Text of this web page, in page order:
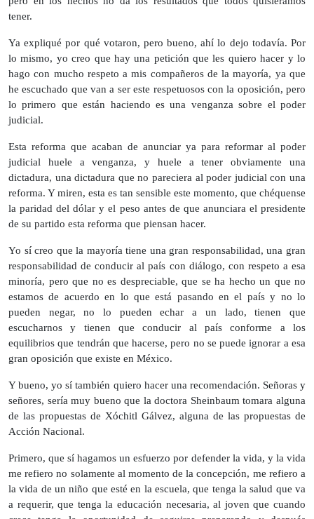
tener.
Ya expliqué por qué votaron, pero bueno, ahí lo dejo todavía. Por
lo mismo, yo creo que hay una petición que les quiero hacer y lo
hago con mucho respeto a mis compañeros de la mayoría, ya que
he escuchado que van a ser este respetuosos con la oposición, pero
lo primero que están haciendo es una venganza sobre el poder
judicial.
Esta reforma que acaban de anunciar ya para reformar al poder
judicial huele a venganza, y huele a tener obviamente una
dictadura, una dictadura que no pareciera al poder judicial con una
reforma. Y miren, esta es tan sensible este momento, que chéquense
la paridad del dólar y el peso antes de que anunciara el presidente
de su partido esta reforma que piensan hacer.
Yo sí creo que la mayoría tiene una gran responsabilidad, una gran
responsabilidad de conducir al país con diálogo, con respeto a esa
minoría, pero que no es despreciable, que se ha hecho un que no
estamos de acuerdo en lo que está pasando en el país y no lo
pueden negar, no lo pueden echar a un lado, tienen que
escucharnos y tienen que conducir al país conforme a los
equilibrios que tendrán que hacerse, pero no se puede ignorar a esa
gran oposición que existe en México.
Y bueno, yo sí también quiero hacer una recomendación. Señoras y
señores, sería muy bueno que la doctora Sheinbaum tomara alguna
de las propuestas de Xóchitl Gálvez, alguna de las propuestas de
Acción Nacional.
Primero, que sí hagamos un esfuerzo por defender la vida, y la vida
me refiero no solamente al momento de la concepción, me refiero a
la vida de un niño que esté en la escuela, que tenga la salud que va
a requerir, que tenga la educación necesaria, al joven que cuando